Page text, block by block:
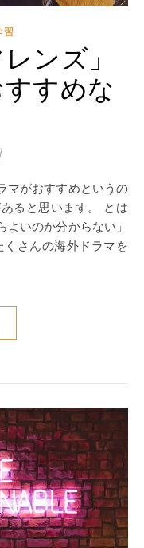
習
ンズ」
すめな
ると思います。 とは
いのか分からない」
さんの海外ドラマを